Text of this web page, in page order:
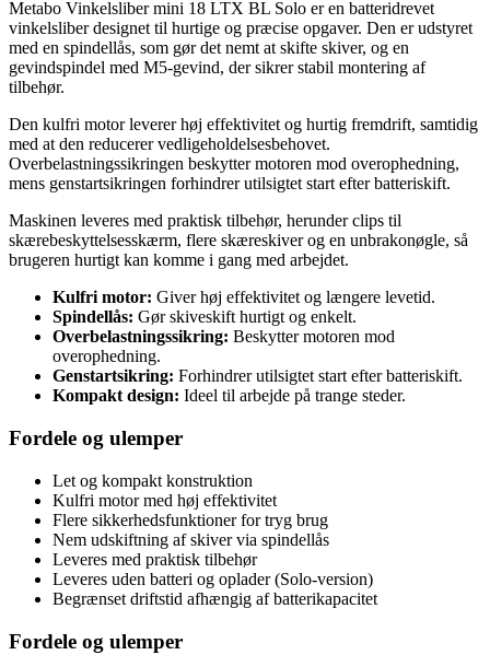
Metabo Vinkelsliber mini 18 LTX BL Solo er en batteridrevet
vinkelsliber designet til hurtige og præcise opgaver. Den er udstyret
med en spindellås, som gør det nemt at skifte skiver, og en
gevindspindel med M5-gevind, der sikrer stabil montering af
tilbehør.
Den kulfri motor leverer høj effektivitet og hurtig fremdrift, samtidig
med at den reducerer vedligeholdelsesbehovet.
Overbelastningssikringen beskytter motoren mod overophedning,
mens genstartsikringen forhindrer utilsigtet start efter batteriskift.
Maskinen leveres med praktisk tilbehør, herunder clips til
skærebeskyttelsesskærm, flere skæreskiver og en unbrakonøgle, så
brugeren hurtigt kan komme i gang med arbejdet.
Kulfri motor: Giver høj effektivitet og længere levetid.
Spindellås: Gør skiveskift hurtigt og enkelt.
Overbelastningssikring: Beskytter motoren mod
overophedning.
Genstartsikring: Forhindrer utilsigtet start efter batteriskift.
Kompakt design: Ideel til arbejde på trange steder.
Fordele og ulemper
Let og kompakt konstruktion
Kulfri motor med høj effektivitet
Flere sikkerhedsfunktioner for tryg brug
Nem udskiftning af skiver via spindellås
Leveres med praktisk tilbehør
Leveres uden batteri og oplader (Solo-version)
Begrænset driftstid afhængig af batterikapacitet
Fordele og ulemper